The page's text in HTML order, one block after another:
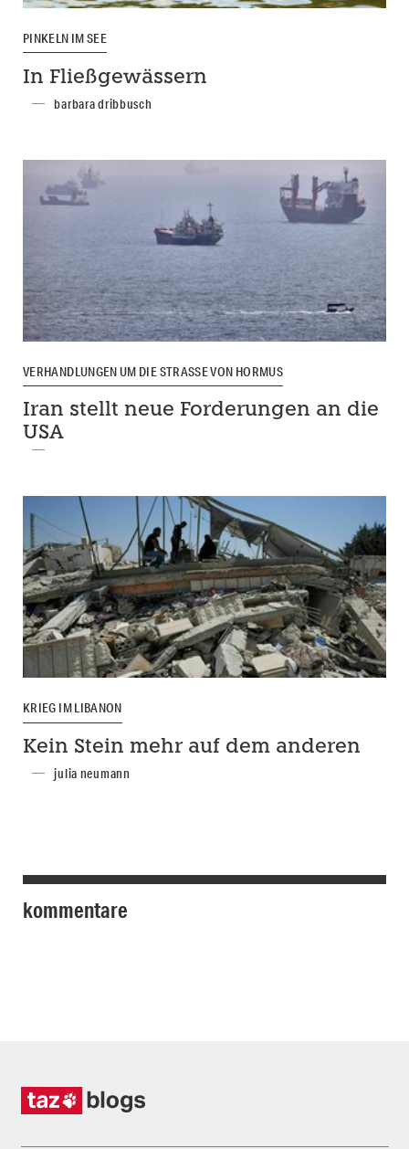
PINKELN IM SEE
In Fließgewässern
barbara dribbusch
VERHANDLUNGEN UM DIE STRASSE VON HORMUS
Iran stellt neue Forderungen an die
USA
KRIEG IM LIBANON
Kein Stein mehr auf dem anderen
julia neumann
kommentare